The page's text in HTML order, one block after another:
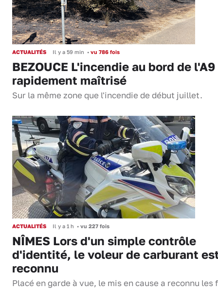
ACTUALITÉS Il y a 59 min • vu 786 fois
BEZOUCE L'incendie au bord de l'A9
rapidement maîtrisé
Sur la même zone que l'incendie de début juillet.
ACTUALITÉS Il y a 1 h • vu 227 fois
NÎMES Lors d'un simple contrôle
d'identité, le voleur de carburant
reconnu
Placé en garde à vue, le mis en cause a reconnu les